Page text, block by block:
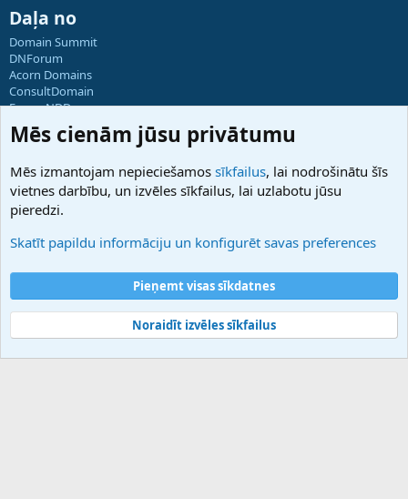
Daļa no
Domain Summit
DNForum
Acorn Domains
ConsultDomain
ForumNDD
Domainforum.ro
27.be
Hostmaria
Atbalsts
Palīdzība
Noteikumi un nosacījumi
Privātuma politika
Community platform by XenForo® © 2010-2025 XenForo Ltd.
Mēs cienām jūsu privātumu
Mēs izmantojam nepieciešamos sīkfailus, lai nodrošinātu šīs
vietnes darbību, un izvēles sīkfailus, lai uzlabotu jūsu
pieredzi.
Skatīt papildu informāciju un konfigurēt savas preferences
Pieņemt visas sīkdatnes
Noraidīt izvēles sīkfailus